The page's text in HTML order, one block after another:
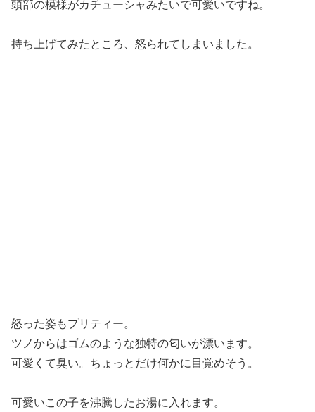
頭部の模様がカチューシャみたいで可愛いですね。
持ち上げてみたところ、怒られてしまいました。
怒った姿もプリティー。
ツノからはゴムのような独特の匂いが漂います。
可愛くて臭い。ちょっとだけ何かに目覚めそう。
可愛いこの子を沸騰したお湯に入れます。